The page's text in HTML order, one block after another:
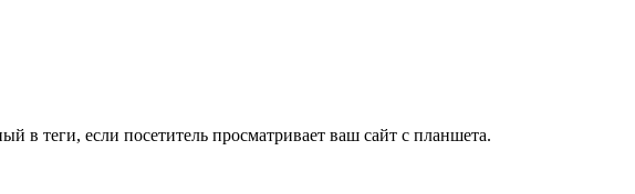
в теги, если посетитель просматривает ваш сайт с планшета.